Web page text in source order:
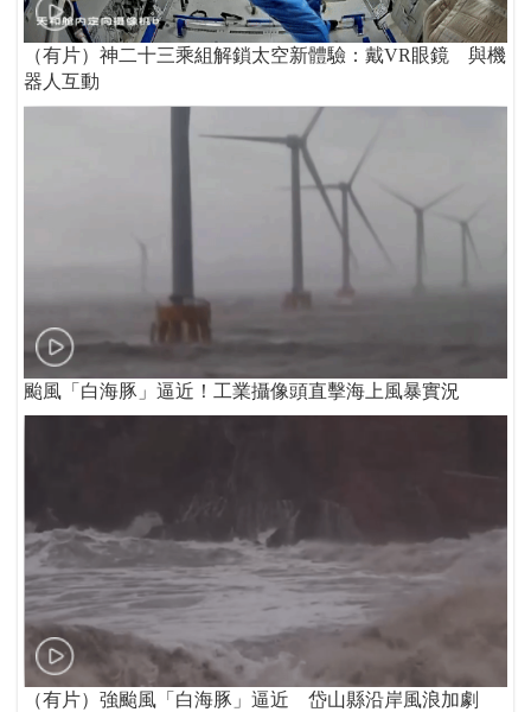
（有片）神二十三乘組解鎖太空新體驗：戴VR眼鏡 與機
器人互動
颱風「白海豚」逼近！工業攝像頭直擊海上風暴實況
（有片）強颱風「白海豚」逼近 岱山縣沿岸風浪加劇